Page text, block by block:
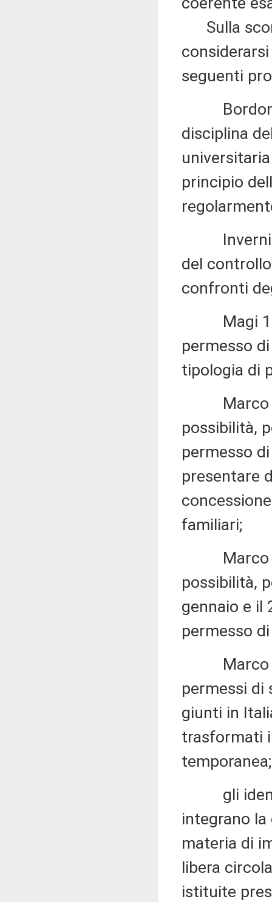
Sulla
seguenti
Bordonali
disciplina
principio
Invernizzi
del
confronti
Magi
permesso
tipologia di
Marco Di
possibilità,
permesso
presentare
familiari;
Marco Di
possibilità,
gennaio e il
permesso
Marco Di
permessi di
giunti in
trasformati
temporanea;
gli
integrano
materia di
libera
istituite